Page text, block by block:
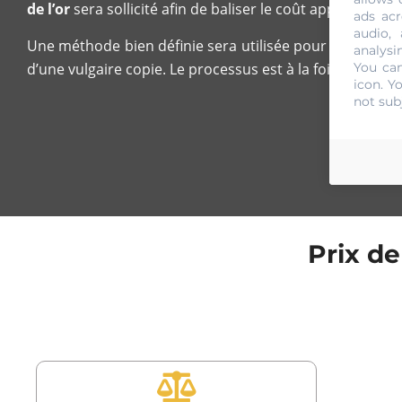
de l’or sera sollicité afin de baliser le coût approximatif
Une méthode bien définie sera utilisée pour
d’une vulgaire copie. Le processus est à la fois
Prix
ads
audio,
You
icon.
not